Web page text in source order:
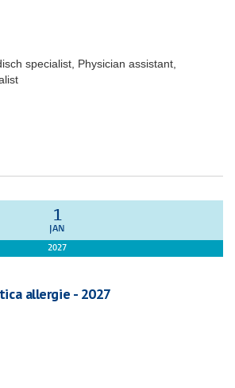
specialist, Physician assistant,
1
JAN
2027
allergie - 2027